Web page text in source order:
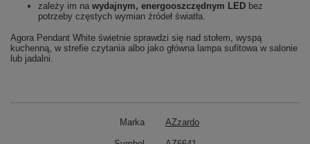
zależy im na wydajnym, energooszczędnym LED bez
potrzeby częstych wymian źródeł światła.
Agora Pendant White świetnie sprawdzi się nad stołem, wyspą
kuchenną, w strefie czytania albo jako główna lampa sufitowa w salonie
lub jadalni.
Marka AZzardo